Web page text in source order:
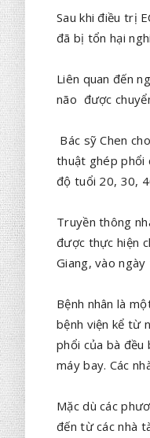
Sau khi điều trị
đã bị tổn hại
Liên quan đến
não được
Bác sỹ Chen
thuật ghép phổi
độ tuổi 20, 30,
Truyền thông
được thực hiện
Giang, vào ngày
Bệnh nhân là
bệnh viện kể từ
phổi của bà đều
máy bay. Các
Mặc dù các
đến từ các nhà